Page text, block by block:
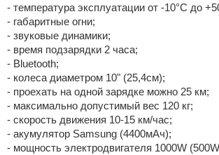
- температура эксплуатации от -10°C до
- габаритные огни;
- звуковые динамики;
- время подзарядки 2 часа;
- Bluetooth;
- колеса диаметром 10" (25,4см);
- проехать на одной зарядке можно 25 км;
- максимально допустимый вес 120 кг;
- скорость движения 10-15 км/час;
- акумулятор Samsung (4400мАч);
- мощность электродвигателя 1000W